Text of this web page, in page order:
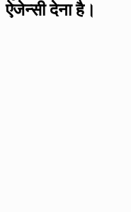
ऐजेन्सी देना है।